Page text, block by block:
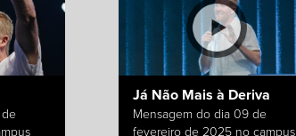
Já Não Mais à Deriva
Mensagem do dia 09 de
fevereiro de 2025 no campus